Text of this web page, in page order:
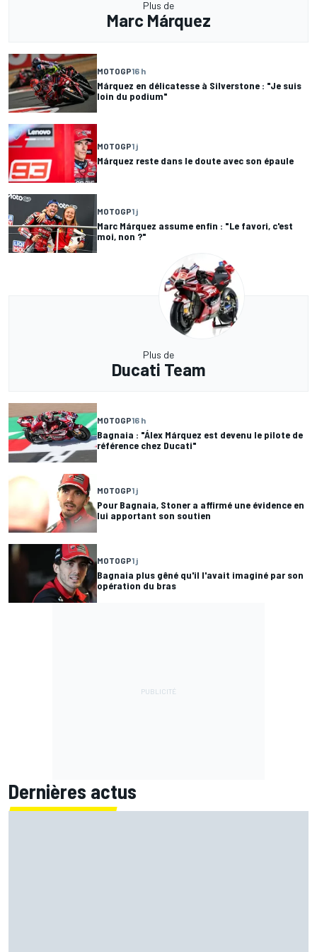
Plus de
Marc Márquez
MOTOGP16 h
Márquez en délicatesse à Silverstone : "Je suis
loin du podium"
MOTOGP1 j
Márquez reste dans le doute avec son épaule
MOTOGP1 j
Marc Márquez assume enfin : "Le favori, c'est
moi, non ?"
Plus de
Ducati Team
MOTOGP16 h
Bagnaia : "Álex Márquez est devenu le pilote de
référence chez Ducati"
MOTOGP1 j
Pour Bagnaia, Stoner a affirmé une évidence en
lui apportant son soutien
MOTOGP1 j
Bagnaia plus gêné qu'il l'avait imaginé par son
opération du bras
Dernières actus